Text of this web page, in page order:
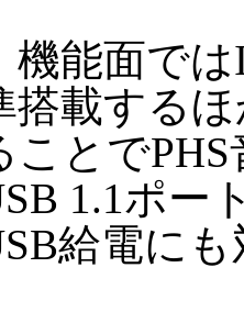
能面では
搭載する
ことで
1.1ポー
給電に